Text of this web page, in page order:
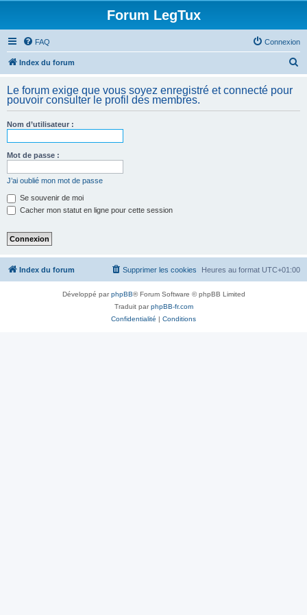
Forum LegTux
FAQ Connexion
Index du forum
h
Le forum exige que vous soyez enregistré et connecté pour
pouvoir consulter le profil des membres.
Nom d’utilisateur :
Mot de passe :
J’ai oublié mon mot de passe
Se souvenir de moi
Cacher mon statut en ligne pour cette session
Index du forum Heures au format UTC+01:00
Supprimer les cookies
Développé parphpBB® Forum Software © phpBB Limited
Traduit parphpBB-fr.com
Confidentialité | Conditions